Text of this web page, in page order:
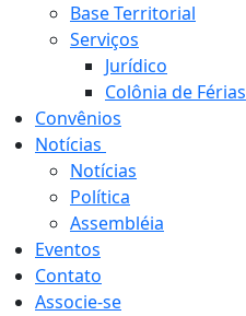
Base Territorial
Serviços
Jurídico
Colônia de Férias
Convênios
Notícias
Notícias
Política
Assembléia
Eventos
Contato
Associe-se